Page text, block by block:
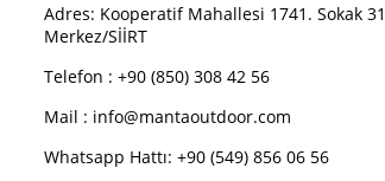
Adres: Kooperatif Mahallesi 1741. Sokak
Merkez/SİİRT
Telefon : +90 (850) 308 42 56
Mail : info@mantaoutdoor.com
Whatsapp Hattı: +90 (549) 856 06 56